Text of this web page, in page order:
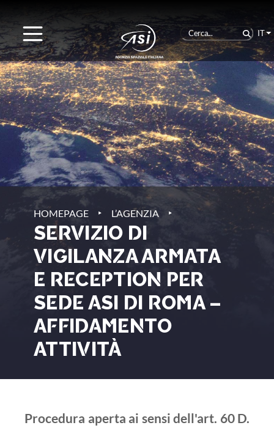
IT
HOMEPAGE ‣ L’AGENZIA ‣
SERVIZIO DI
VIGILANZA ARMATA
E RECEPTION PER
SEDE ASI DI ROMA –
AFFIDAMENTO
ATTIVITÀ
Procedura aperta ai sensi dell'art. 60 D.